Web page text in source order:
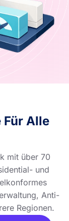
Für Alle
mit über 70
und
Anti-
Regionen.